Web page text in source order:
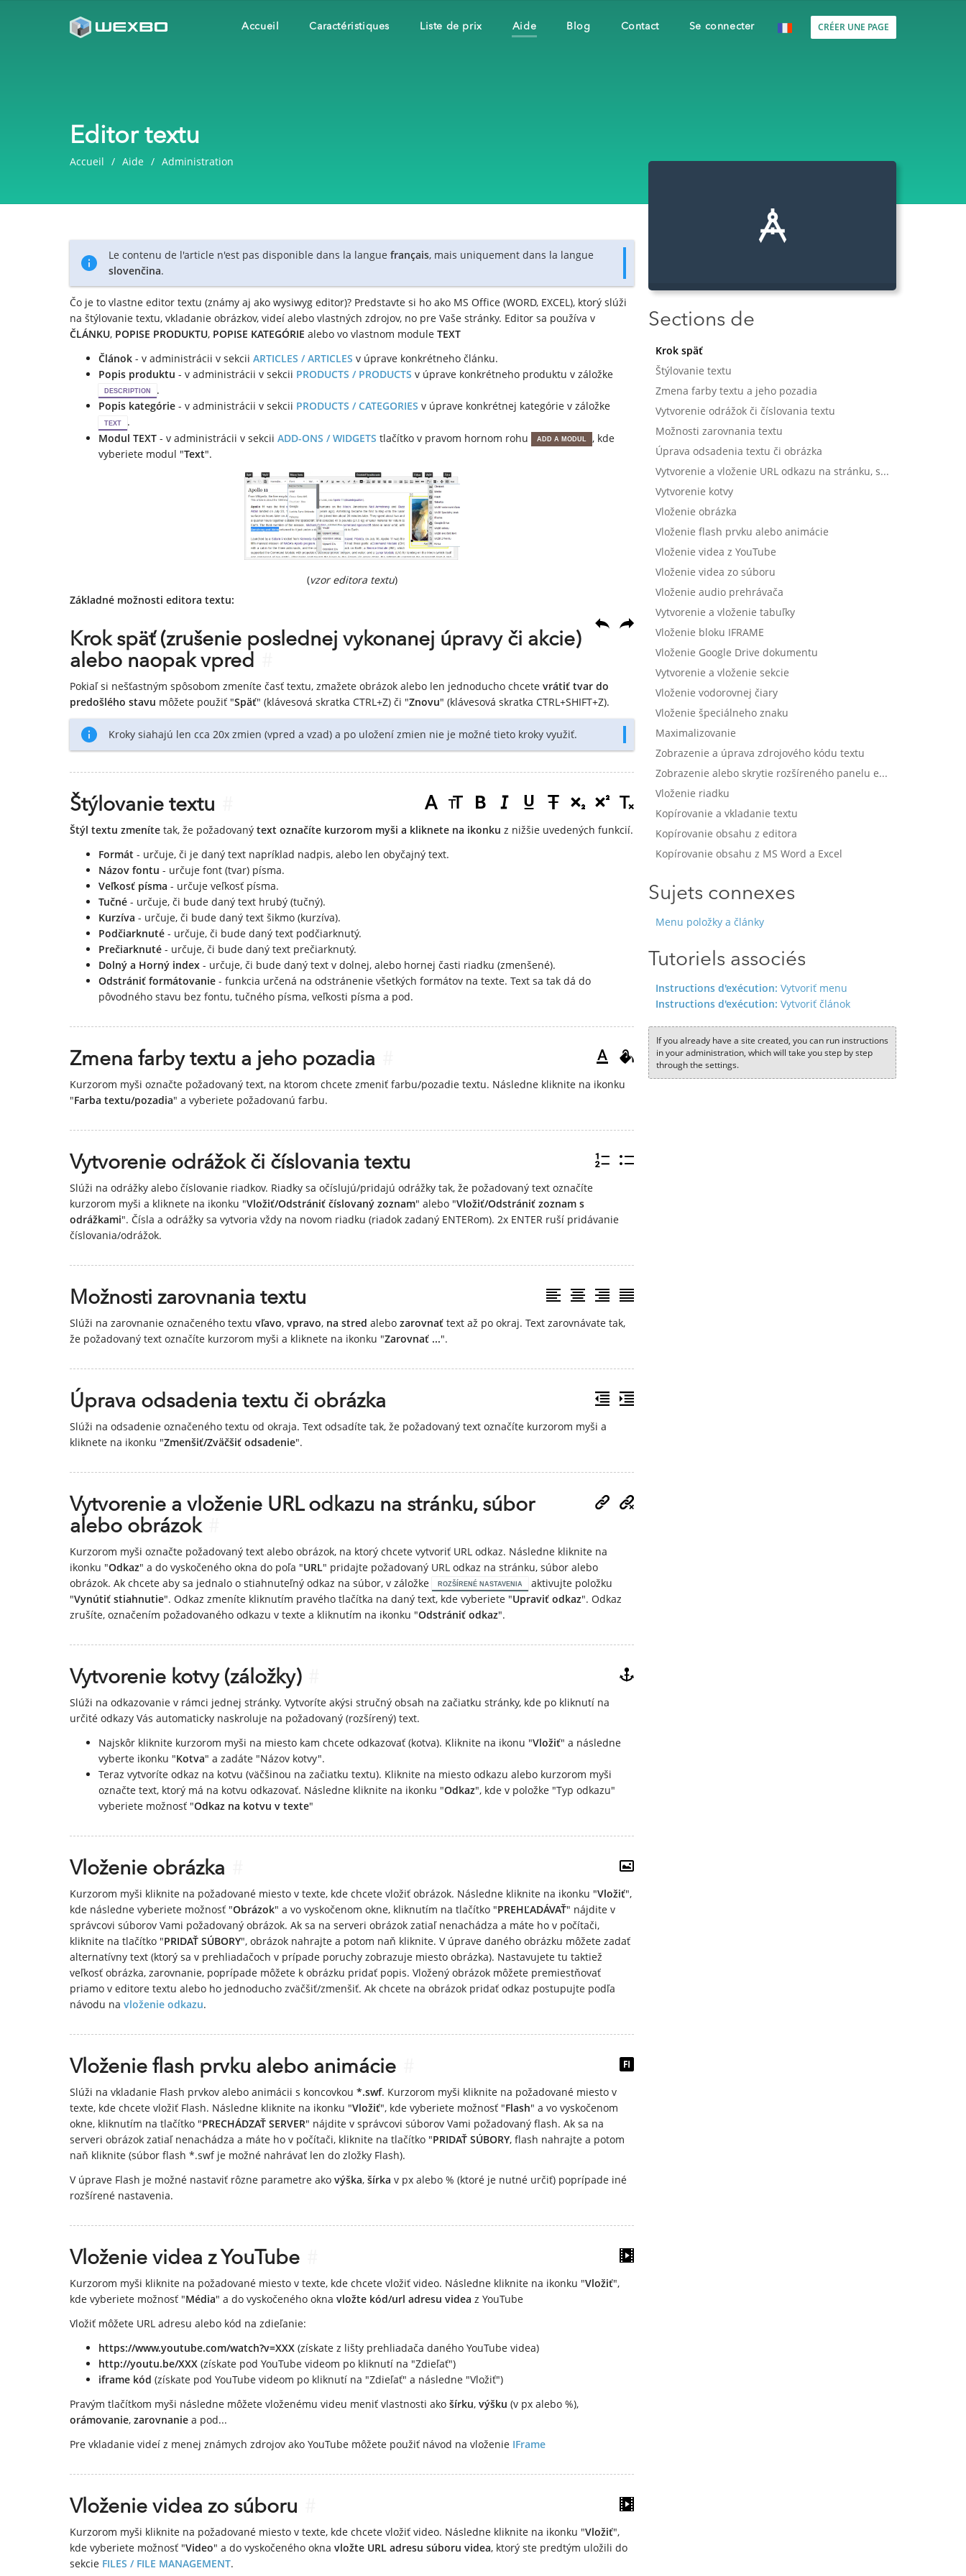
Accueil Caractéristiques Liste de prix Aide Blog Contact Se connecter CRÉER UNE PAGE
Editor textu
Accueil Aide Administration
Le contenu de l'article n'est pas disponible dans la langue français, mais uniquement dans la langue
slovenčina.
Čo je to vlastne editor textu (známy aj ako wysiwyg editor)? Predstavte si ho ako MS Office (WORD, EXCEL), ktorý slúži
na štýlovanie textu, vkladanie obrázkov, videí alebo vlastných zdrojov, no pre Vaše stránky. Editor sa používa v
ČLÁNKU, POPISE PRODUKTU, POPISE KATEGÓRIE alebo vo vlastnom module TEXT
Článok - v administrácii v sekcii ARTICLES / ARTICLES v úprave konkrétneho článku.
Popis produktu - v administrácii v sekcii PRODUCTS / PRODUCTS v úprave konkrétneho produktu v záložke
DESCRIPTION
.
Popis kategórie - v administrácii v sekcii PRODUCTS / CATEGORIES v úprave konkrétnej kategórie v záložke
TEXT
.
Modul TEXT - v administrácii v sekcii ADD-ONS / WIDGETS tlačítko v pravom hornom rohu ADD A MODUL
, kde
vyberiete modul "Text".
(vzor editora textu)
Základné možnosti editora textu:
Krok späť (zrušenie poslednej vykonanej úpravy či akcie)
alebo naopak vpred
Pokiaľ si nešťastným spôsobom zmeníte časť textu, zmažete obrázok alebo len jednoducho chcete vrátiť tvar do
predošlého stavu môžete použiť "Späť" (klávesová skratka CTRL+Z) či "Znovu" (klávesová skratka CTRL+SHIFT+Z).
Kroky siahajú len cca 20x zmien (vpred a vzad) a po uložení zmien nie je možné tieto kroky využiť.
Štýlovanie textu
Štýl textu zmeníte tak, že požadovaný text označíte kurzorom myši a kliknete na ikonku z nižšie uvedených funkcií.
Formát - určuje, či je daný text napríklad nadpis, alebo len obyčajný text.
Názov fontu - určuje font (tvar) písma.
Veľkosť písma - určuje veľkosť písma.
Tučné - určuje, či bude daný text hrubý (tučný).
Kurzíva - určuje, či bude daný text šikmo (kurzíva).
Podčiarknuté - určuje, či bude daný text podčiarknutý.
Prečiarknuté - určuje, či bude daný text prečiarknutý.
Dolný a Horný index - určuje, či bude daný text v dolnej, alebo hornej časti riadku (zmenšené).
Odstrániť formátovanie - funkcia určená na odstránenie všetkých formátov na texte. Text sa tak dá do
pôvodného stavu bez fontu, tučného písma, veľkosti písma a pod.
Zmena farby textu a jeho pozadia
Kurzorom myši označte požadovaný text, na ktorom chcete zmeniť farbu/pozadie textu. Následne kliknite na ikonku
"Farba textu/pozadia" a vyberiete požadovanú farbu.
Vytvorenie odrážok či číslovania textu
Slúži na odrážky alebo číslovanie riadkov. Riadky sa očíslujú/pridajú odrážky tak, že požadovaný text označíte
kurzorom myši a kliknete na ikonku "Vložiť/Odstrániť číslovaný zoznam" alebo "Vložiť/Odstrániť zoznam s
odrážkami". Čísla a odrážky sa vytvoria vždy na novom riadku (riadok zadaný ENTERom). 2x ENTER ruší pridávanie
číslovania/odrážok.
Možnosti zarovnania textu
Slúži na zarovnanie označeného textu vľavo, vpravo, na stred alebo zarovnať text až po okraj. Text zarovnávate tak,
že požadovaný text označíte kurzorom myši a kliknete na ikonku "Zarovnať ...".
Úprava odsadenia textu či obrázka
Slúži na odsadenie označeného textu od okraja. Text odsadíte tak, že požadovaný text označíte kurzorom myši a
kliknete na ikonku "Zmenšiť/Zväčšiť odsadenie".
Vytvorenie a vloženie URL odkazu na stránku, súbor
alebo obrázok
Kurzorom myši označte požadovaný text alebo obrázok, na ktorý chcete vytvoriť URL odkaz. Následne kliknite na
ikonku "Odkaz" a do vyskočeného okna do poľa "URL" pridajte požadovaný URL odkaz na stránku, súbor alebo
obrázok. Ak chcete aby sa jednalo o stiahnuteľný odkaz na súbor, v záložke
ROZŠÍRENÉ NASTAVENIA
aktivujte položku
"Vynútiť stiahnutie". Odkaz zmeníte kliknutím pravého tlačítka na daný text, kde vyberiete "Upraviť odkaz". Odkaz
zrušíte, označením požadovaného odkazu v texte a kliknutím na ikonku "Odstrániť odkaz".
Vytvorenie kotvy (záložky)
Slúži na odkazovanie v rámci jednej stránky. Vytvoríte akýsi stručný obsah na začiatku stránky, kde po kliknutí na
určité odkazy Vás automaticky naskroluje na požadovaný (rozšírený) text.
Najskôr kliknite kurzorom myši na miesto kam chcete odkazovať (kotva). Kliknite na ikonu "Vložiť" a následne
vyberte ikonku "Kotva" a zadáte "Názov kotvy".
Teraz vytvoríte odkaz na kotvu (väčšinou na začiatku textu). Kliknite na miesto odkazu alebo kurzorom myši
označte text, ktorý má na kotvu odkazovať. Následne kliknite na ikonku "Odkaz", kde v položke "Typ odkazu"
vyberiete možnosť "Odkaz na kotvu v texte"
Vloženie obrázka
Kurzorom myši kliknite na požadované miesto v texte, kde chcete vložiť obrázok. Následne kliknite na ikonku "Vložiť",
kde následne vyberiete možnosť "Obrázok" a vo vyskočenom okne, kliknutím na tlačítko "PREHĽADÁVAŤ" nájdite v
správcovi súborov Vami požadovaný obrázok. Ak sa na serveri obrázok zatiaľ nenachádza a máte ho v počítači,
kliknite na tlačítko "PRIDAŤ SÚBORY", obrázok nahrajte a potom naň kliknite. V úprave daného obrázku môžete zadať
alternatívny text (ktorý sa v prehliadačoch v prípade poruchy zobrazuje miesto obrázka). Nastavujete tu taktiež
veľkosť obrázka, zarovnanie, poprípade môžete k obrázku pridať popis. Vložený obrázok môžete premiestňovať
priamo v editore textu alebo ho jednoducho zväčšiť/zmenšiť. Ak chcete na obrázok pridať odkaz postupujte podľa
návodu na vloženie odkazu.
Vloženie flash prvku alebo animácie
Slúži na vkladanie Flash prvkov alebo animácii s koncovkou *.swf. Kurzorom myši kliknite na požadované miesto v
texte, kde chcete vložiť Flash. Následne kliknite na ikonku "Vložiť", kde vyberiete možnosť "Flash" a vo vyskočenom
okne, kliknutím na tlačítko "PRECHÁDZAŤ SERVER" nájdite v správcovi súborov Vami požadovaný flash. Ak sa na
serveri obrázok zatiaľ nenachádza a máte ho v počítači, kliknite na tlačítko "PRIDAŤ SÚBORY, flash nahrajte a potom
naň kliknite (súbor flash *.swf je možné nahrávať len do zložky Flash).
V úprave Flash je možné nastaviť rôzne parametre ako výška, šírka v px alebo % (ktoré je nutné určiť) poprípade iné
rozšírené nastavenia.
Vloženie videa z YouTube
Kurzorom myši kliknite na požadované miesto v texte, kde chcete vložiť video. Následne kliknite na ikonku "Vložiť",
kde vyberiete možnosť "Média" a do vyskočeného okna vložte kód/url adresu videa z YouTube
Vložiť môžete URL adresu alebo kód na zdieľanie:
https://www.youtube.com/watch?v=XXX (získate z lišty prehliadača daného YouTube videa)
http://youtu.be/XXX (získate pod YouTube videom po kliknutí na "Zdieľať")
iframe kód (získate pod YouTube videom po kliknutí na "Zdieľať" a následne "Vložiť")
Pravým tlačítkom myši následne môžete vloženému videu meniť vlastnosti ako šírku, výšku (v px alebo %),
orámovanie, zarovnanie a pod...
Pre vkladanie videí z menej známych zdrojov ako YouTube môžete použiť návod na vloženie IFrame
Vloženie videa zo súboru
Kurzorom myši kliknite na požadované miesto v texte, kde chcete vložiť video. Následne kliknite na ikonku "Vložiť",
kde vyberiete možnosť "Video" a do vyskočeného okna vložte URL adresu súboru videa, ktorý ste predtým uložili do
sekcie FILES / FILE MANAGEMENT.
Sections de
Krok späť
Štýlovanie textu
Zmena farby textu a jeho pozadia
Vytvorenie odrážok či číslovania textu
Možnosti zarovnania textu
Úprava odsadenia textu či obrázka
Vytvorenie a vloženie URL odkazu na stránku, súbor alebo obrázok
Vytvorenie kotvy
Vloženie obrázka
Vloženie flash prvku alebo animácie
Vloženie videa z YouTube
Vloženie videa zo súboru
Vloženie audio prehrávača
Vytvorenie a vloženie tabuľky
Vloženie bloku IFRAME
Vloženie Google Drive dokumentu
Vytvorenie a vloženie sekcie
Vloženie vodorovnej čiary
Vloženie špeciálneho znaku
Maximalizovanie
Zobrazenie a úprava zdrojového kódu textu
Zobrazenie alebo skrytie rozšíreného panelu editora
Vloženie riadku
Kopírovanie a vkladanie textu
Kopírovanie obsahu z editora
Kopírovanie obsahu z MS Word a Excel
Sujets connexes
Menu položky a články
Tutoriels associés
Instructions d'exécution: Vytvoriť menu
Instructions d'exécution: Vytvoriť článok
If you already have a site created, you can run instructions
in your administration, which will take you step by step
through the settings.